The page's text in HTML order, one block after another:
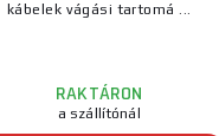
kábelek vágási tartomá ...
RAKTÁRON
a szállítónál